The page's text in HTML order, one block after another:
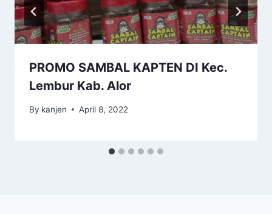
PROMO SAMBAL KAPTEN DI Kec.
Lembur Kab. Alor
By kanjen April 8, 2022